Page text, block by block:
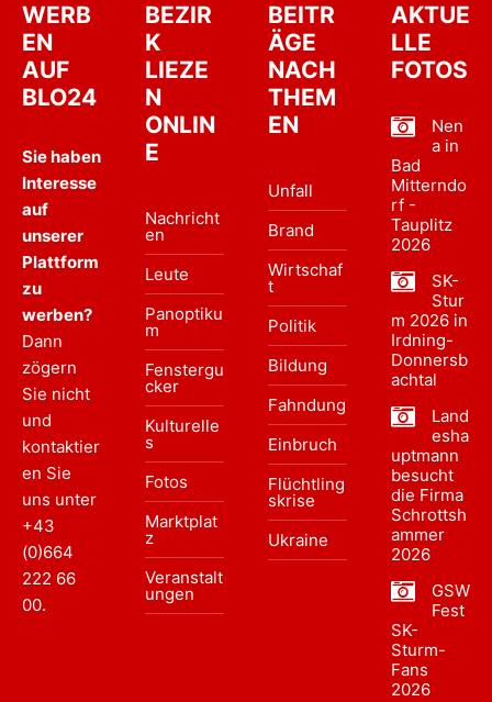
WERB
EN
AUF
BLO24
Sie haben
Interesse
auf
unserer
Plattform
zu
werben?
Dann
zögern
Sie nicht
und
kontaktier
en Sie
uns unter
+43
(0)664
222 66
00.
BEZIR
K
LIEZE
N
ONLIN
E
Nachricht
en
Leute
Panoptiku
m
Fenstergu
cker
Kulturelle
s
Fotos
Marktplat
z
Veranstalt
ungen
BEITR
ÄGE
NACH
THEM
EN
Unfall
Brand
Wirtschaf
t
Politik
Bildung
Fahndung
Einbruch
Flüchtling
skrise
Ukraine
AKTUE
LLE
FOTOS
Nen
a in
Bad
Mitterndo
rf -
Tauplitz
2026
SK-
Stur
m 2026 in
Irdning-
Donnersb
achtal
Land
esha
uptmann
besucht
die Firma
Schrottsh
ammer
2026
GSW
Fest
SK-
Sturm-
Fans
2026